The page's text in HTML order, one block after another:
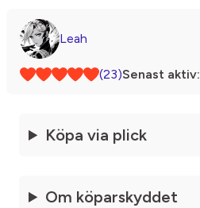
Leah
(23)Senast aktiv:
Köpa via plick
Om köparskyddet